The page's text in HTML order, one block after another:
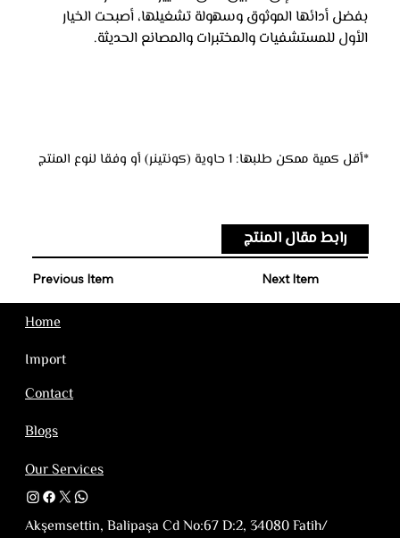
بفضل أدائها الموثوق وسهولة تشغيلها، أصبحت الخيار
الأول للمستشفيات والمختبرات والمصانع الحديثة.
*أقل كمية ممكن طلبها: 1 حاوية (كونتينر) أو وفقا لنوع المنتج
رابط مقال المنتج
Next Item
Previous Item
Home
Import
Contact
Blogs
Our Services
Akşemsettin, Balipaşa Cd No:67 D:2, 34080 Fatih/